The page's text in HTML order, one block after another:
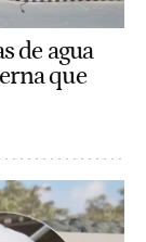
de agua
que